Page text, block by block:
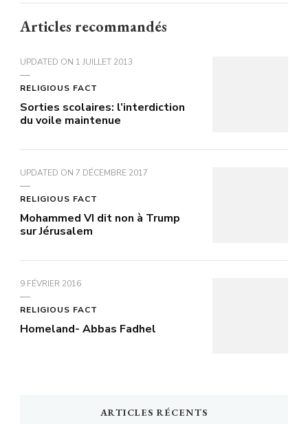
Articles recommandés
UPDATED ON 1 JUILLET 2013
RELIGIOUS FACT
Sorties scolaires: l’interdiction
du voile maintenue
UPDATED ON 7 DÉCEMBRE 2017
RELIGIOUS FACT
Mohammed VI dit non à Trump
sur Jérusalem
9 FÉVRIER 2016
RELIGIOUS FACT
Homeland- Abbas Fadhel
ARTICLES RÉCENTS